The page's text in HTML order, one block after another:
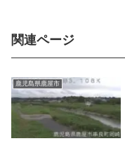
関連ページ
鹿児島県鹿屋市